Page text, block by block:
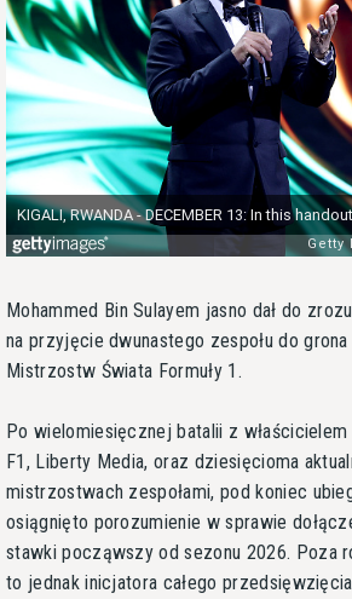
Mohammed Bin Sulayem jasno dał do
na przyjęcie dwunastego zespołu do
Mistrzostw Świata Formuły 1.
Po wielomiesięcznej batalii z
F1, Liberty Media, oraz dziesięcioma
mistrzostwach zespołami, pod koniec
osiągnięto porozumienie w sprawie
stawki począwszy od sezonu 2026. Poza
to jednak inicjatora całego